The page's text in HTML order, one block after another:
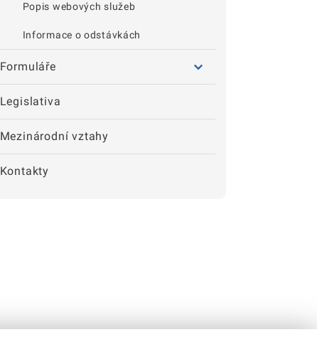
Popis webových služeb
Informace o odstávkách
Formuláře
Legislativa
Mezinárodní vztahy
Kontakty